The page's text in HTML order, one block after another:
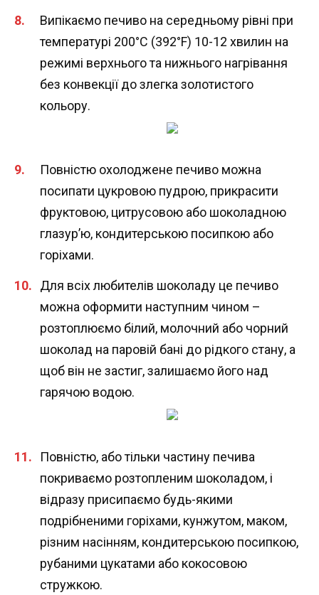
Випікаємо печиво на середньому рівні при
температурі 200°C (392°F) 10-12 хвилин на
режимі верхнього та нижнього нагрівання
без конвекції до злегка золотистого
кольору.
Повністю охолоджене печиво можна
посипати цукровою пудрою, прикрасити
фруктовою, цитрусовою або шоколадною
глазур’ю, кондитерською посипкою або
горіхами.
Для всіх любителів шоколаду це печиво
можна оформити наступним чином –
розтоплюємо білий, молочний або чорний
шоколад на паровій бані до рідкого стану, а
щоб він не застиг, залишаємо його над
гарячою водою.
Повністю, або тільки частину печива
покриваємо розтопленим шоколадом, і
відразу присипаємо будь-якими
подрібненими горіхами, кунжутом, маком,
різним насінням, кондитерською посипкою,
рубаними цукатами або кокосовою
стружкою.